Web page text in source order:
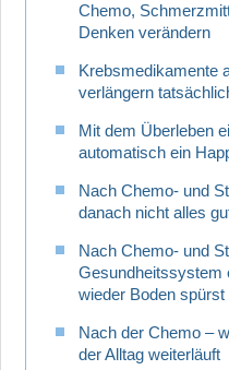
Chemo,
Denken verändern
Krebsmedikamente
verlängern
Mit dem Überleben
automatisch ein
Nach Chemo- und
danach nicht alles
Nach Chemo- und
Gesundheitssystem
wieder Boden spürst
Nach der Chemo –
der Alltag weiterläuft